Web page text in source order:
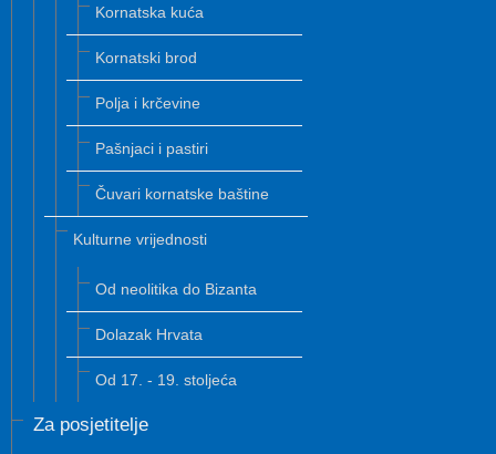
Kornatska kuća
Kornatski brod
Polja i krčevine
Pašnjaci i pastiri
Čuvari kornatske baštine
Kulturne vrijednosti
Od neolitika do Bizanta
Dolazak Hrvata
Od 17. - 19. stoljeća
Za posjetitelje